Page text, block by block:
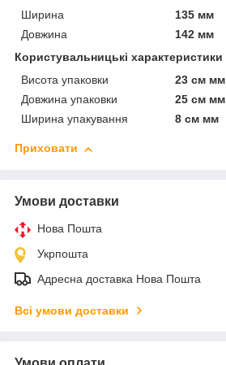
Ширина
135 мм
Довжина
142 мм
Користувальницькі характеристики
Висота упаковки
23 см мм
Довжина упаковки
25 см мм
Ширина упакування
8 см мм
Приховати
Умови доставки
Нова Пошта
Укрпошта
Адресна доставка Нова Пошта
Всі умови доставки